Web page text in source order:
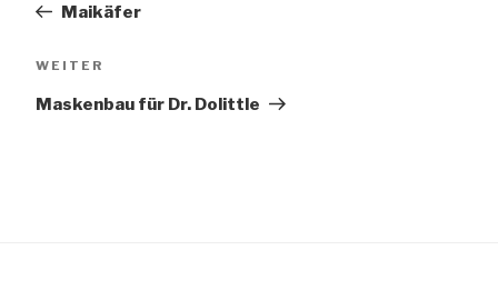
Maikäfer
Nächster
WEITER
Maskenbau für Dr. Dolittle